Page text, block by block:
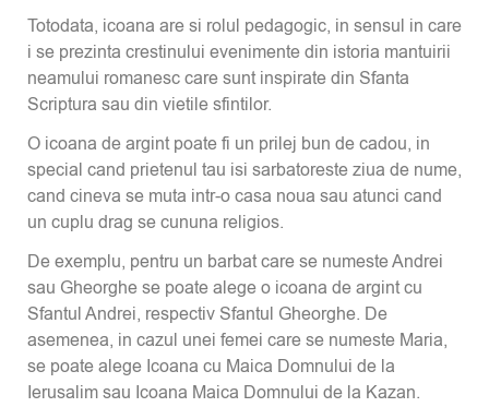
Totodata, icoana are si rolul pedagogic, in sensul in care
i se prezinta crestinului evenimente din istoria mantuirii
neamului romanesc care sunt inspirate din Sfanta
Scriptura sau din vietile sfintilor.
O icoana de argint poate fi un prilej bun de cadou, in
special cand prietenul tau isi sarbatoreste ziua de nume,
cand cineva se muta intr-o casa noua sau atunci cand
un cuplu drag se cununa religios.
De exemplu, pentru un barbat care se numeste Andrei
sau Gheorghe se poate alege o icoana de argint cu
Sfantul Andrei, respectiv Sfantul Gheorghe. De
asemenea, in cazul unei femei care se numeste Maria,
se poate alege Icoana cu Maica Domnului de la
Ierusalim sau Icoana Maica Domnului de la Kazan.